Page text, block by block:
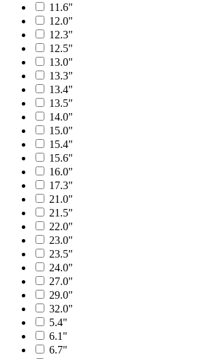
11.6"
12.0"
12.3"
12.5"
13.0"
13.3"
13.4"
13.5"
14.0"
15.0"
15.4"
15.6"
16.0"
17.3"
21.0"
21.5"
22.0"
23.0"
23.5"
24.0"
27.0"
29.0"
32.0"
5.4"
6.1"
6.7"